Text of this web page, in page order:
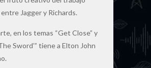
Jagger y Richards.
en los temas “Get Close” y
Sword’” tiene a Elton John